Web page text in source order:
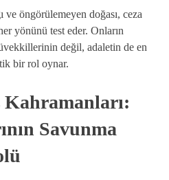
ve öngörülemeyen doğası, ceza
yönünü test eder. Onların
değil, adaletin de en
bir rol oynar.
Kahramanları:
Savunma